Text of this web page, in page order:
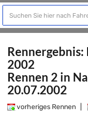
2002
Rennen 2 in
20.07.2002
vorheriges Rennen